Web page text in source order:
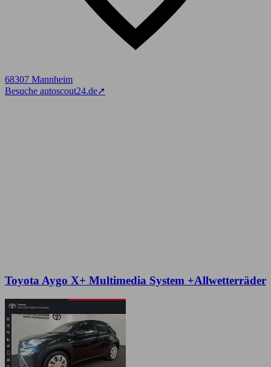
68307 Mannheim
Besuche autoscout24.de➚
Toyota Aygo X+ Multimedia System +Allwetterräder